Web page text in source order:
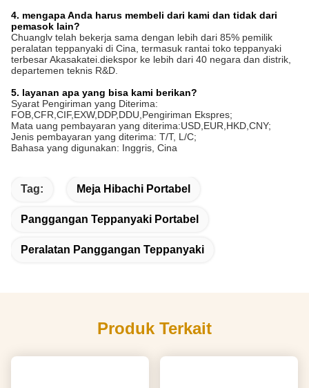
4. mengapa Anda harus membeli dari kami dan tidak dari
pemasok lain?
Chuanglv telah bekerja sama dengan lebih dari 85% pemilik
peralatan teppanyaki di Cina, termasuk rantai toko teppanyaki
terbesar Akasakatei.diekspor ke lebih dari 40 negara dan distrik,
departemen teknis R&D.
5. layanan apa yang bisa kami berikan?
Syarat Pengiriman yang Diterima:
FOB,CFR,CIF,EXW,DDP,DDU,Pengiriman Ekspres;
Mata uang pembayaran yang diterima:USD,EUR,HKD,CNY;
Jenis pembayaran yang diterima: T/T, L/C;
Bahasa yang digunakan: Inggris, Cina
Tag: Meja Hibachi Portabel
Panggangan Teppanyaki Portabel
Peralatan Panggangan Teppanyaki
Produk Terkait